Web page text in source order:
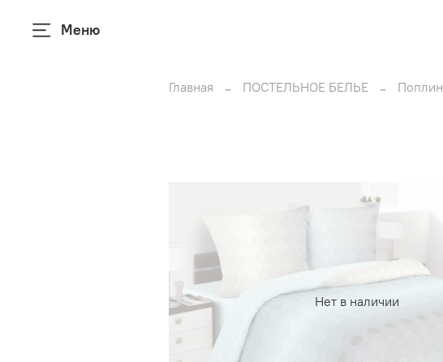
Меню
Главная ПОСТЕЛЬНОЕ БЕЛЬЕ Поплин
Нет в наличии